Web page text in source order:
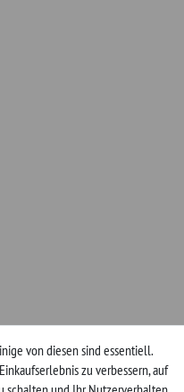
von diesen sind essentiell.
zu verbessern, auf